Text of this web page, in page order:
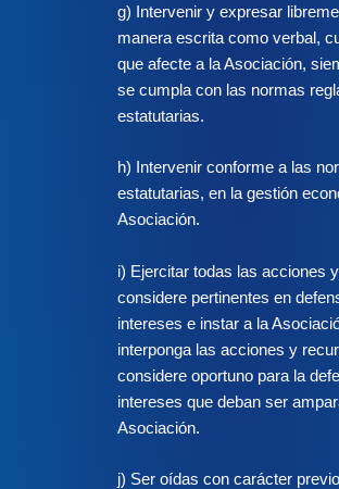
g) Intervenir y expresar
manera escrita como verbal,
que afecte a la Asociación,
se cumpla con las normas
estatutarias.
h) Intervenir conforme a las
estatutarias, en la gestión
Asociación.
i) Ejercitar todas las acciones
considere pertinentes en
intereses e instar a la
interponga las acciones y
considere oportuno para la
intereses que deban ser
Asociación.
j) Ser oídas con carácter